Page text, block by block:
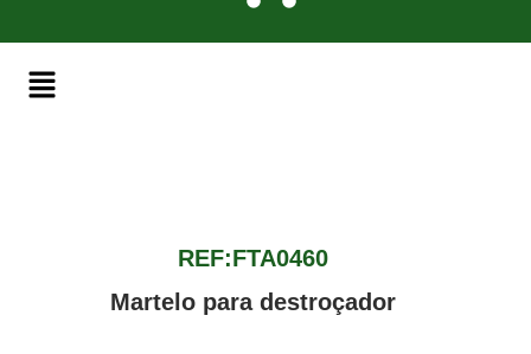
REF:FTA0460
Martelo para destroçador